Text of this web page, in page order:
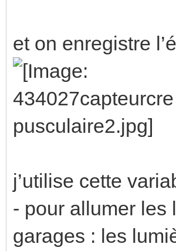
et on enregistre
j’utilise cette
- pour allumer les
garages : les